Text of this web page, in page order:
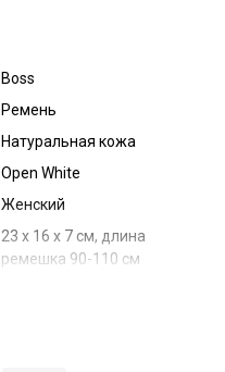
Boss
Ремень
Натуральная кожа
Open White
Женский
23 x 16 x 7 см, длина
ремешка 90-110 см